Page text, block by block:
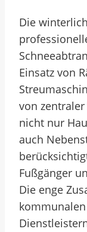
Die
Einsatz von
von
nicht nur
auch
Fußgänger
Die enge